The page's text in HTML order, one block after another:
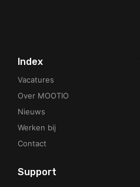
Index
Vacatures
Over MOOTIO
Nieuws
Werken bij
Contact
Support